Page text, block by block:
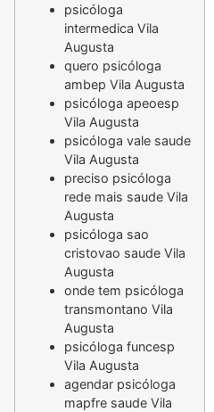
psicóloga
intermedica Vila
Augusta
quero psicóloga
ambep Vila Augusta
psicóloga apeoesp
Vila Augusta
psicóloga vale saude
Vila Augusta
preciso psicóloga
rede mais saude Vila
Augusta
psicóloga sao
cristovao saude Vila
Augusta
onde tem psicóloga
transmontano Vila
Augusta
psicóloga funcesp
Vila Augusta
agendar psicóloga
mapfre saude Vila